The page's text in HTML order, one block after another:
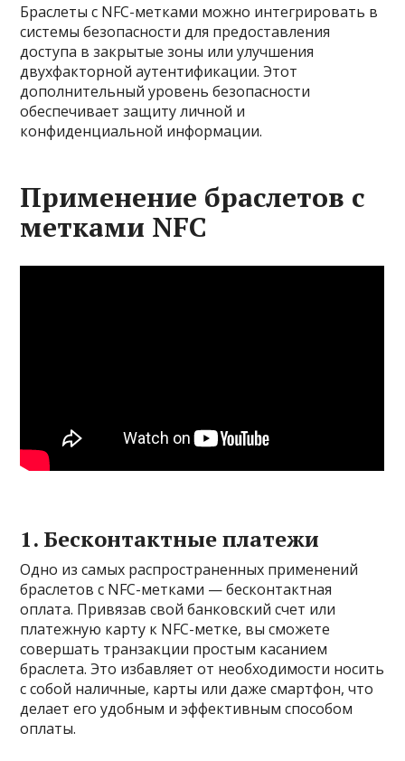
Браслеты с NFC-метками можно интегрировать в
системы безопасности для предоставления
доступа в закрытые зоны или улучшения
двухфакторной аутентификации. Этот
дополнительный уровень безопасности
обеспечивает защиту личной и
конфиденциальной информации.
Применение браслетов с
метками NFC
1. Бесконтактные платежи
Одно из самых распространенных применений
браслетов с NFC-метками — бесконтактная
оплата. Привязав свой банковский счет или
платежную карту к NFC-метке, вы сможете
совершать транзакции простым касанием
браслета. Это избавляет от необходимости носить
с собой наличные, карты или даже смартфон, что
делает его удобным и эффективным способом
оплаты.